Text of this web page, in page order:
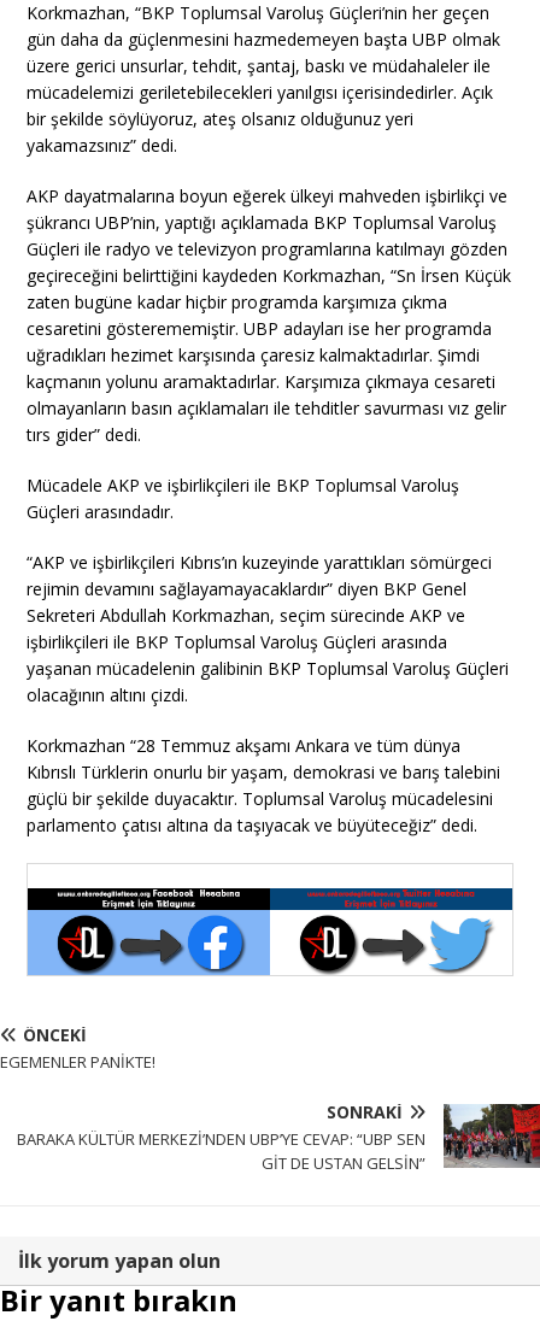
Korkmazhan, “BKP Toplumsal Varoluş Güçleri’nin her geçen
gün daha da güçlenmesini hazmedemeyen başta UBP olmak
üzere gerici unsurlar, tehdit, şantaj, baskı ve müdahaleler ile
mücadelemizi geriletebilecekleri yanılgısı içerisindedirler. Açık
bir şekilde söylüyoruz, ateş olsanız olduğunuz yeri
yakamazsınız” dedi.
AKP dayatmalarına boyun eğerek ülkeyi mahveden işbirlikçi ve
şükrancı UBP’nin, yaptığı açıklamada BKP Toplumsal Varoluş
Güçleri ile radyo ve televizyon programlarına katılmayı gözden
geçireceğini belirttiğini kaydeden Korkmazhan, “Sn İrsen Küçük
zaten bugüne kadar hiçbir programda karşımıza çıkma
cesaretini gösterememiştir. UBP adayları ise her programda
uğradıkları hezimet karşısında çaresiz kalmaktadırlar. Şimdi
kaçmanın yolunu aramaktadırlar. Karşımıza çıkmaya cesareti
olmayanların basın açıklamaları ile tehditler savurması vız gelir
tırs gider” dedi.
Mücadele AKP ve işbirlikçileri ile BKP Toplumsal Varoluş
Güçleri arasındadır.
“AKP ve işbirlikçileri Kıbrıs’ın kuzeyinde yarattıkları sömürgeci
rejimin devamını sağlayamayacaklardır” diyen BKP Genel
Sekreteri Abdullah Korkmazhan, seçim sürecinde AKP ve
işbirlikçileri ile BKP Toplumsal Varoluş Güçleri arasında
yaşanan mücadelenin galibinin BKP Toplumsal Varoluş Güçleri
olacağının altını çizdi.
Korkmazhan “28 Temmuz akşamı Ankara ve tüm dünya
Kıbrıslı Türklerin onurlu bir yaşam, demokrasi ve barış talebini
güçlü bir şekilde duyacaktır. Toplumsal Varoluş mücadelesini
parlamento çatısı altına da taşıyacak ve büyüteceğiz” dedi.
ÖNCEKI
EGEMENLER PANİKTE!
SONRAKI
BARAKA KÜLTÜR MERKEZİ’NDEN UBP’YE CEVAP: “UBP SEN
GİT DE USTAN GELSİN”
İlk yorum yapan olun
Bir yanıt bırakın